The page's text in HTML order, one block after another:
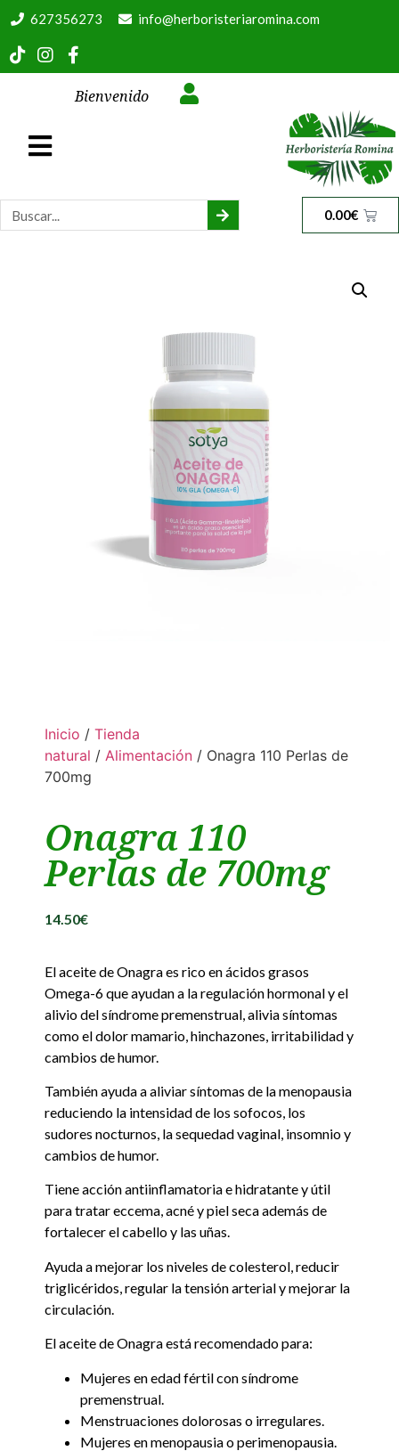
627356273 info@herboristeriaromina.com
Bienvenido
0.00€
Inicio / Tienda
natural / Alimentación / Onagra 110 Perlas de
700mg
Onagra 110
Perlas de 700mg
14.50€
El aceite de Onagra es rico en ácidos grasos
Omega-6 que ayudan a la regulación hormonal y el
alivio del síndrome premenstrual, alivia síntomas
como el dolor mamario, hinchazones, irritabilidad y
cambios de humor.
También ayuda a aliviar síntomas de la menopausia
reduciendo la intensidad de los sofocos, los
sudores nocturnos, la sequedad vaginal, insomnio y
cambios de humor.
Tiene acción antiinflamatoria e hidratante y útil
para tratar eccema, acné y piel seca además de
fortalecer el cabello y las uñas.
Ayuda a mejorar los niveles de colesterol, reducir
triglicéridos, regular la tensión arterial y mejorar la
circulación.
El aceite de Onagra está recomendado para:
Mujeres en edad fértil con síndrome
premenstrual.
Menstruaciones dolorosas o irregulares.
Mujeres en menopausia o perimenopausia.